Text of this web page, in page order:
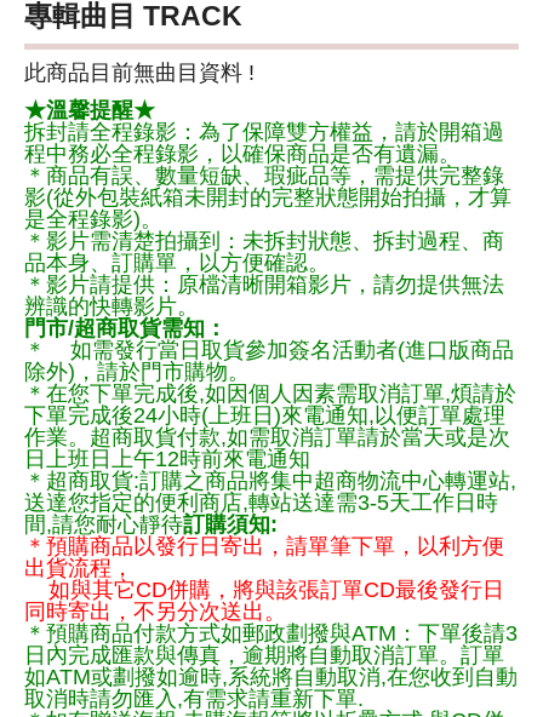
專輯曲目 TRACK
此商品目前無曲目資料 !
★溫馨提醒★
拆封請全程錄影：為了保障雙方權益，請於開箱過
程中務必全程錄影，以確保商品是否有遺漏。
＊商品有誤、數量短缺、瑕疵品等，需提供完整錄
影(從外包裝紙箱未開封的完整狀態開始拍攝，才算
是全程錄影)。
＊影片需清楚拍攝到：未拆封狀態、拆封過程、商
品本身、訂購單，以方便確認。
＊影片請提供：原檔清晰開箱影片，請勿提供無法
辨識的快轉影片。
門市/超商取貨需知：
＊ 如需發行當日取貨參加簽名活動者(進口版商品
除外)，請於門市購物。
＊在您下單完成後,如因個人因素需取消訂單,煩請於
下單完成後24小時(上班日)來電通知,以便訂單處理
作業。超商取貨付款,如需取消訂單請於當天或是次
日上班日上午12時前來電通知
＊超商取貨:訂購之商品將集中超商物流中心轉運站,
送達您指定的便利商店,轉站送達需3-5天工作日時
間,請您耐心靜待訂購須知:
＊預購商品以發行日寄出，請單筆下單，以利方便
出貨流程，
如與其它CD併購，將與該張訂單CD最後發行日
同時寄出，不另分次送出。
＊預購商品付款方式如郵政劃撥與ATM：下單後請3
日內完成匯款與傳真，逾期將自動取消訂單。訂單
如ATM或劃撥如逾時,系統將自動取消,在您收到自動
取消時請勿匯入,有需求請重新下單.